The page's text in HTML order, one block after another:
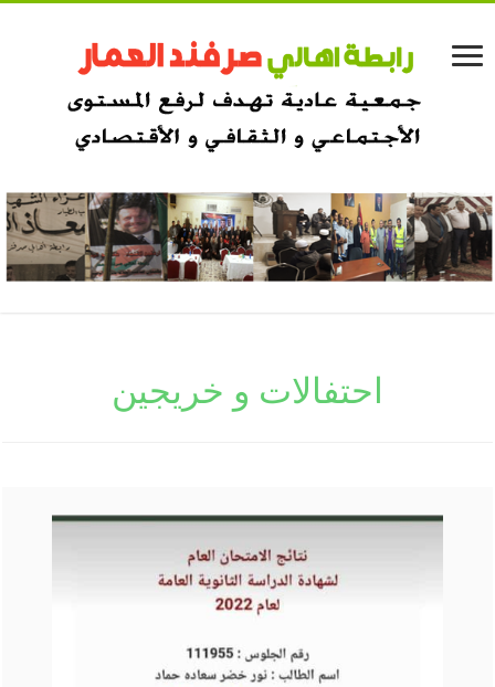
احتفالات و خريجين